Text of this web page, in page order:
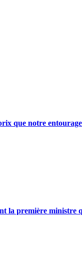
que notre
la première ministre